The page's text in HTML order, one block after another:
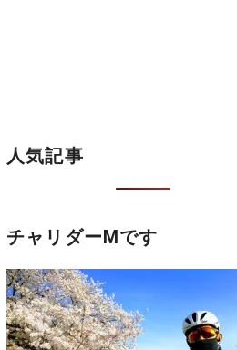
人気記事
チャリダーMです